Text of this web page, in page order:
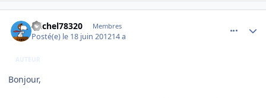
michel78320 Membres
Posté(e) le 18 juin 201214 a
AUTEUR
Bonjour,